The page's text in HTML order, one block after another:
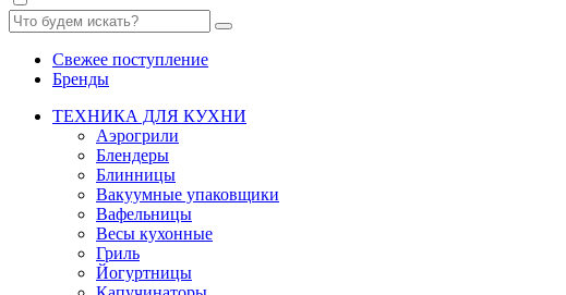
Свежее поступление
Бренды
ТЕХНИКА ДЛЯ КУХНИ
Аэрогрили
Блендеры
Блинницы
Вакуумные упаковщики
Вафельницы
Весы кухонные
Гриль
Йогуртницы